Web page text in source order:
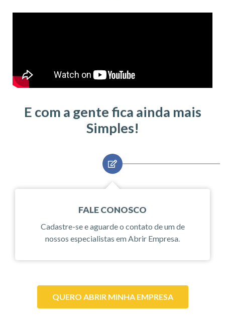
E com a gente fica ainda mais
Simples!
FALE CONOSCO
Cadastre-se e aguarde o contato de um de
nossos especialistas em Abrir Empresa.
QUERO ABRIR MINHA EMPRESA